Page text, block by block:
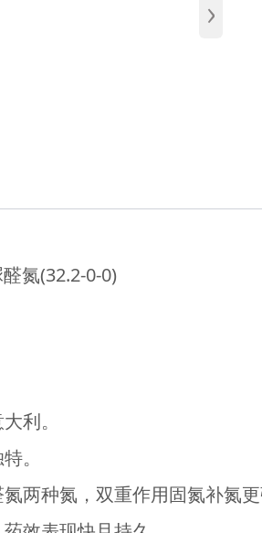
›
氮(32.2-0-0)
利。
。
两种氮，双重作用固氮补氮